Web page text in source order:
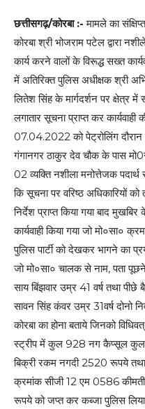
छत्तीसगढ़/कोरबा :-मामले का
कोरबा श्री भोजराम पटेल द्वारा
कार्य करने वालों के विरूद्ध सख्त
में अतिरिक्त पुलिस अधीक्षक श्री
लितेश सिंह के मार्गदर्शन पर क्षेत्र
लगातार सूचना प्राप्त कर
07.04.2022 को पेट्रोलिंग
गंगानगर ठाकुर देव चौक के पास
02 व्यक्ति नशीला मनोत्तेजक
कि सूचना पर वरिष्ठ अधिकारियों
निर्देश प्राप्त किया गया बाद
कार्यवाही किया गया जो मो०सा०
पुलिस पार्टी को देखकर भागने का
जो मो०सा० चालक से नाम, पता
साय बिंझवार उम्र 41 वर्ष तथा पीछे
सावन सिंह कंवर उम्र 31वर्ष दोनो
कोरबा का होना बताये जिनको
स्ट्रीप में कुल 928 नग कैप्सूल कुल
बिक्री रकम नगदी 2520 रूपये
क्रमांक सीजी 12 एम 0586
रूपये को जप्त कर कब्जा पुलिस